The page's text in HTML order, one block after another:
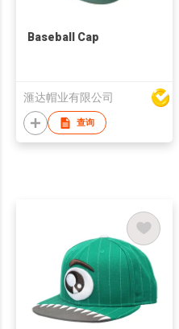
Baseball Cap
滙达帽业有限公司
查询